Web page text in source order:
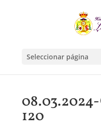
Seleccionar página
120